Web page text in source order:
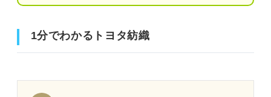
1分でわかるトヨタ紡織